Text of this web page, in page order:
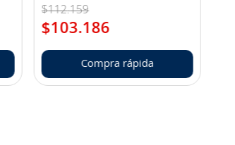
$112.159
$103.186
Compra rápida